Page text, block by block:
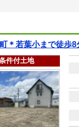
＊若葉小まで徒歩8
件付土地